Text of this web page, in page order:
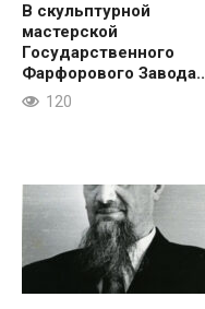
В скульптурной
мастерской
Государственного
Фарфорового Завода..
120